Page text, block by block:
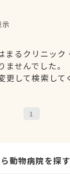
示
まるクリニック
ませんでした。
更して検索して
1
動物病院を探す